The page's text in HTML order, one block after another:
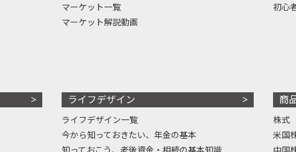
マーケット一覧
マーケット解説動画
初心
ライフデザイン
ライフデザイン一覧
今から知っておきたい、年金の基本
商
株式
米国